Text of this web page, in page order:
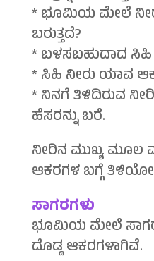
* ಭೂಮಿಯ ಮೇಲೆ
ಬರುತ್ತದೆ?
* ಬಳಸಬಹುದಾದ ಸಿಹಿ
* ಸಿಹಿ ನೀರು ಯಾವ
* ನಿನಗೆ ತಿಳಿದಿರುವ
ಹೆಸರನ್ನು ಬರೆ.
ನೀರಿನ ಮುಖ್ಯ
ಆಕರಗಳ ಬಗ್ಗೆ
ಸಾಗರಗಳು
ಭೂಮಿಯ ಮೇಲೆ
ದೊಡ್ಡ ಆಕರಗಳಾಗಿವೆ.